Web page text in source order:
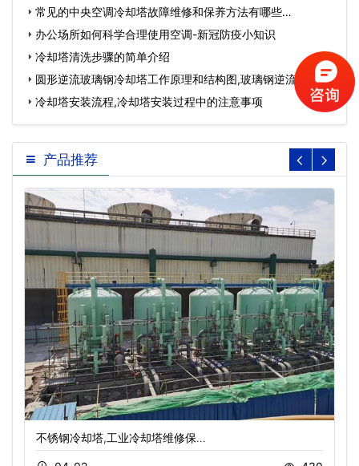
案…常见的中央空调冷却塔故障维修和保养方法有哪些…
办公场所如何科学合理使用空调-新冠防疫小知识
冷却塔清洗步骤的简单介绍
圆形逆流玻璃钢冷却塔工作原理和结构图,玻璃钢逆流式冷却
塔…冷却塔安装流程,冷却塔安装过程中的注意事项
产品推荐
不锈钢冷却塔,工业冷却塔维修保…